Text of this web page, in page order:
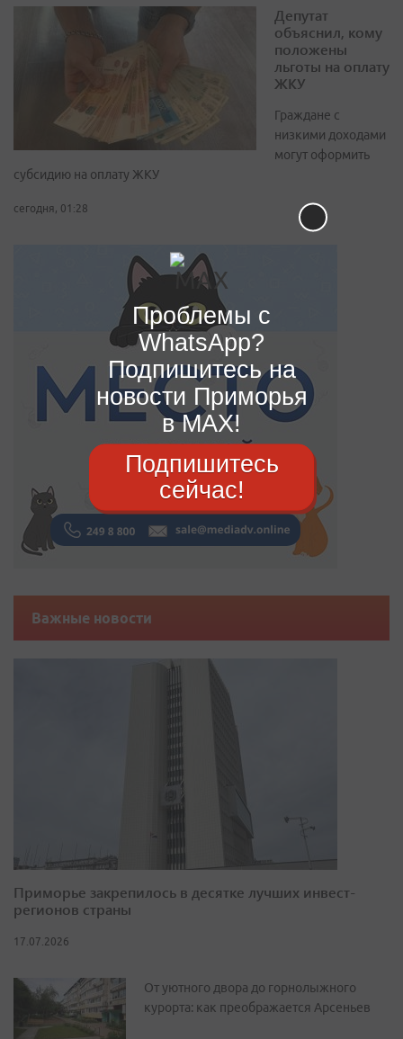
Депутат
объяснил, кому
положены
льготы на оплату
ЖКУ
Граждане с
низкими доходами
могут оформить
субсидию на оплату ЖКУ
сегодня, 01:28
Важные новости
Приморье закрепилось в десятке лучших инвест-
регионов страны
17.07.2026
От уютного двора до горнолыжного
курорта: как преображается Арсеньев
Проблемы с
WhatsApp?
Подпишитесь на
новости Приморья
в MAX!
Подпишитесь
сейчас!